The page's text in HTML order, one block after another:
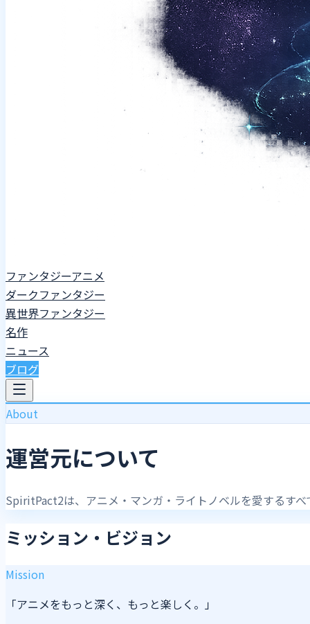
ファンタジーアニメ
ダークファンタジー
異世界ファンタジー
名作
ニュース
ブログ
About
運営元について
SpiritPact2は、アニメ・マンガ・ライトノベルを愛するす
ミッション・ビジョン
Mission
「アニメをもっと深く、もっと楽しく。」